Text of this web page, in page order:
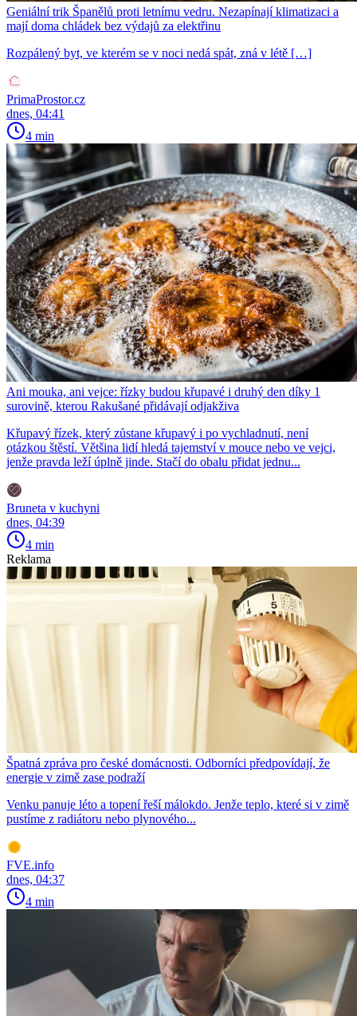
Geniální trik Španělů proti letnímu vedru. Nezapínají klimatizaci a
mají doma chládek bez výdajů za elektřinu
Rozpálený byt, ve kterém se v noci nedá spát, zná v létě […]
PrimaProstor.cz
dnes, 04:41
4 min
Ani mouka, ani vejce: řízky budou křupavé i druhý den díky 1
surovině, kterou Rakušané přidávají odjakživa
Křupavý řízek, který zůstane křupavý i po vychladnutí, není
otázkou štěstí. Většina lidí hledá tajemství v mouce nebo ve vejci,
jenže pravda leží úplně jinde. Stačí do obalu přidat jednu...
Bruneta v kuchyni
dnes, 04:39
4 min
Reklama
Špatná zpráva pro české domácnosti. Odborníci předpovídají, že
energie v zimě zase podraží
Venku panuje léto a topení řeší málokdo. Jenže teplo, které si v zimě
pustíme z radiátoru nebo plynového...
FVE.info
dnes, 04:37
4 min